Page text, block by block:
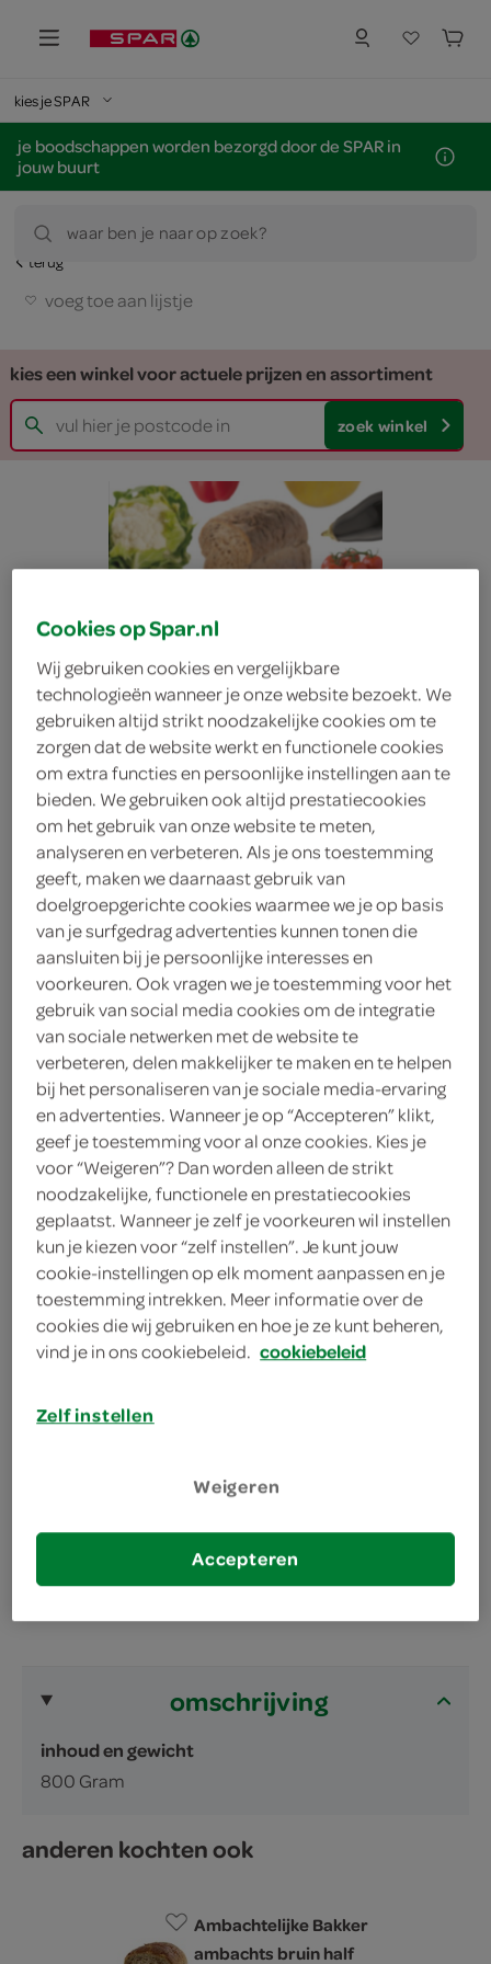
kies je SPAR
je boodschappen worden bezorgd door de SPAR in
jouw buurt
waar ben je naar op zoek?
terug
voeg toe aan lijstje
kies een winkel voor actuele prijzen en assortiment
zoek winkel
Lokaal Brood
Meergranen Bruin
Lokaal
.-
800 Gram
Let op: aanbiedingen zijn niet zichtbaar bij de
producten, maar worden wél automatisch
verwerkt in de winkelmand.
Dagvers gebakken door de ambachtelijke bakker uit
omschrijving
inhoud en gewicht
800 Gram
anderen kochten ook
Ambachtelijke Bakker
ambachts bruin half
Cookies op Spar.nl
Wij gebruiken cookies en vergelijkbare
technologieën wanneer je onze website bezoekt. We
gebruiken altijd strikt noodzakelijke cookies om te
zorgen dat de website werkt en functionele cookies
om extra functies en persoonlijke instellingen aan te
bieden. We gebruiken ook altijd prestatiecookies
om het gebruik van onze website te meten,
analyseren en verbeteren. Als je ons toestemming
geeft, maken we daarnaast gebruik van
doelgroepgerichte cookies waarmee we je op basis
van je surfgedrag advertenties kunnen tonen die
aansluiten bij je persoonlijke interesses en
voorkeuren. Ook vragen we je toestemming voor het
gebruik van social media cookies om de integratie
van sociale netwerken met de website te
verbeteren, delen makkelijker te maken en te helpen
bij het personaliseren van je sociale media-ervaring
en advertenties. Wanneer je op “Accepteren” klikt,
geef je toestemming voor al onze cookies. Kies je
voor “Weigeren”? Dan worden alleen de strikt
noodzakelijke, functionele en prestatiecookies
geplaatst. Wanneer je zelf je voorkeuren wil instellen
kun je kiezen voor “zelf instellen”. Je kunt jouw
cookie-instellingen op elk moment aanpassen en je
toestemming intrekken. Meer informatie over de
cookies die wij gebruiken en hoe je ze kunt beheren,
vind je in ons cookiebeleid. cookiebeleid
Zelf instellen
Weigeren
Accepteren